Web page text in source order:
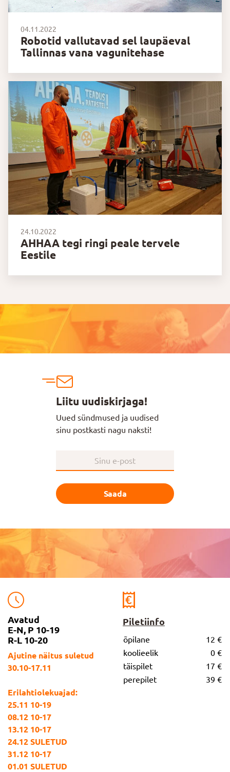
04.11.2022
Robotid vallutavad sel laupäeval
Tallinnas vana vagunitehase
24.10.2022
AHHAA tegi ringi peale tervele
Eestile
Liitu uudiskirjaga!
Uued sündmused ja uudised
sinu postkasti nagu naksti!
Saada
Avatud
E-N, P 10-19
R-L 10-20
Ajutine näitus suletud
30.10-17.11
Erilahtiolekuajad:
25.11 10-19
08.12 10-17
13.12 10-17
24.12 SULETUD
31.12 10-17
01.01 SULETUD
Piletiinfo
õpilane
12 €
koolieelik
0 €
täispilet
17 €
perepilet
39 €